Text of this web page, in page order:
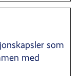
som
med